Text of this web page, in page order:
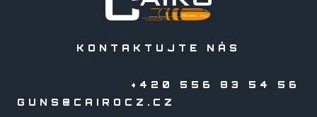
KONTAKTUJTE NÁS
+420 556 83 54 56
GUNS@CAIROCZ.CZ